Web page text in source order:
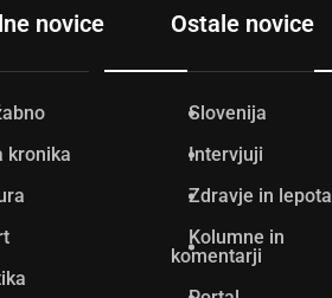
novice
kronika
Ostale novice
Slovenija
Intervjuji
Zdravje in lepota
Kolumne in
komentarji